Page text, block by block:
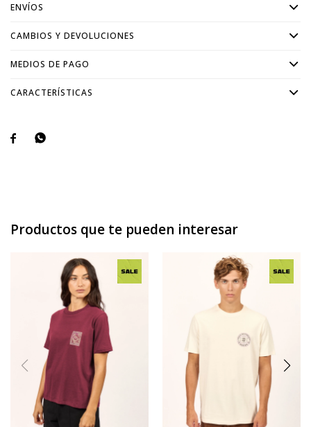
ENVÍOS
CAMBIOS Y DEVOLUCIONES
MEDIOS DE PAGO
CARACTERÍSTICAS
 
Productos que te pueden interesar